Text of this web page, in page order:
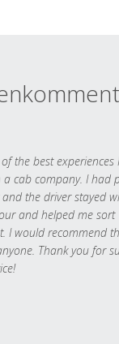
the best experiences
a cab company. I had
the driver stayed
and helped me sort
I would recommend
Thank you for